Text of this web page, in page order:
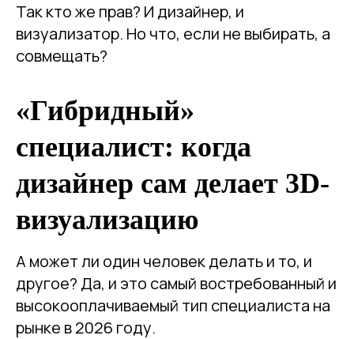
Так кто же прав? И дизайнер, и
визуализатор. Но что, если не выбирать, а
совмещать?
«Гибридный»
специалист: когда
дизайнер сам делает 3D-
визуализацию
А может ли один человек делать и то, и
другое? Да, и это самый востребованный и
высокооплачиваемый тип специалиста на
рынке в 2026 году.